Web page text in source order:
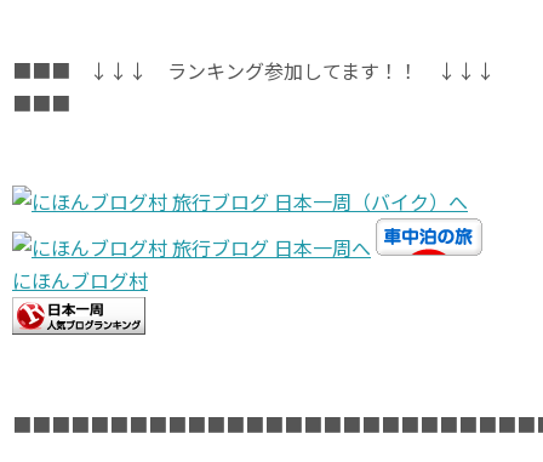
■■■ ↓↓↓ ランキング参加してます！！ ↓↓↓
■■■
にほんブログ村